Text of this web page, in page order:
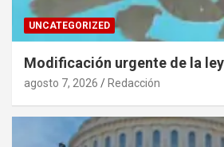
UNCATEGORIZED
Modificación urgente de la
agosto 7, 2026 Redacción